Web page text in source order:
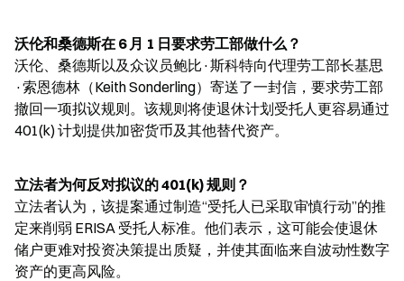
沃伦和桑德斯在 6 月 1 日要求劳工部做什么？
沃伦、桑德斯以及众议员鲍比·斯科特向代理劳工部长基思
·索恩德林（Keith Sonderling）寄送了一封信，要求劳工部
撤回一项拟议规则。该规则将使退休计划受托人更容易通过
401(k) 计划提供加密货币及其他替代资产。
立法者为何反对拟议的 401(k) 规则？
立法者认为，该提案通过制造“受托人已采取审慎行动”的推
定来削弱 ERISA 受托人标准。他们表示，这可能会使退休
储户更难对投资决策提出质疑，并使其面临来自波动性数字
资产的更高风险。